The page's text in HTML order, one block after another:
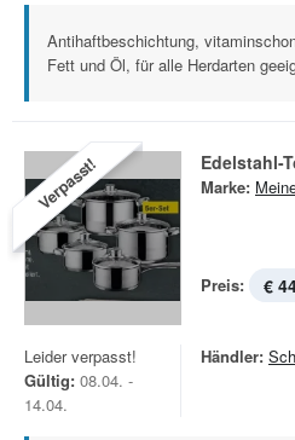
Antihaftbeschichtung,
Fett und Öl, für alle Herdarten
Verpasst! Edelstahl-
Marke:
Preis: €
Leider verpasst!
Gültig: 08.04. -
14.04.
Händler: